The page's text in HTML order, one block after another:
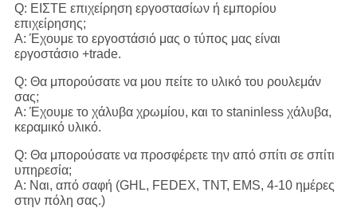
Q: ΕΙΣΤΕ επιχείρηση εργοστασίων ή εμπορίου
επιχείρησης;
Α: Έχουμε το εργοστάσιό μας ο τύπος μας είναι
εργοστάσιο +trade.
Q: Θα μπορούσατε να μου πείτε το υλικό του ρουλεμάν
σας;
Α: Έχουμε το χάλυβα χρωμίου, και το staninless χάλυβα,
κεραμικό υλικό.
Q: Θα μπορούσατε να προσφέρετε την από σπίτι σε σπίτι
υπηρεσία;
Α: Ναι, από σαφή (GHL, FEDEX, TNT, EMS, 4-10 ημέρες
στην πόλη σας.)